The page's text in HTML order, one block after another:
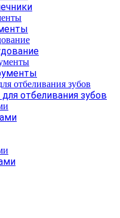
отбеливания зубов